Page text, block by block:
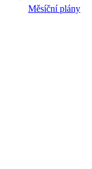
Měsíční plány